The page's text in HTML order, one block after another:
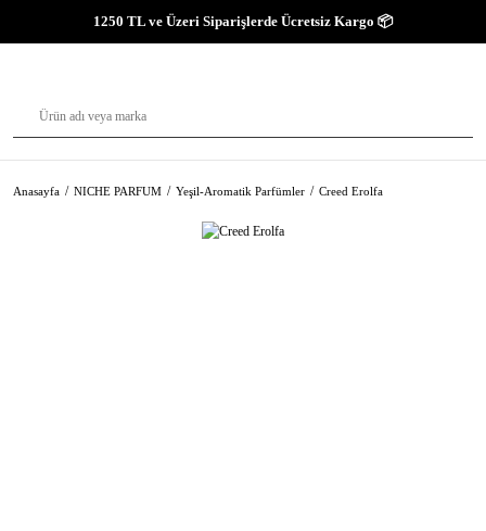
1250 TL ve Üzeri Siparişlerde Ücretsiz Kargo 📦
Anasayfa NICHE PARFUM Yeşil-Aromatik Parfümler Creed Erolfa